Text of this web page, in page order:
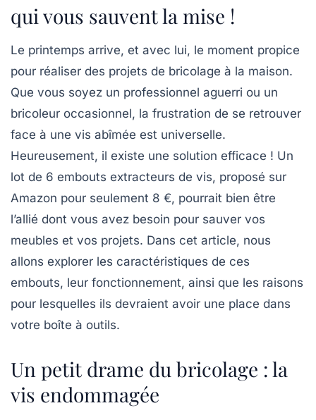
qui vous sauvent la mise !
Le printemps arrive, et avec lui, le moment propice
pour réaliser des projets de bricolage à la maison.
Que vous soyez un professionnel aguerri ou un
bricoleur occasionnel, la frustration de se retrouver
face à une vis abîmée est universelle.
Heureusement, il existe une solution efficace ! Un
lot de 6 embouts extracteurs de vis, proposé sur
Amazon pour seulement 8 €, pourrait bien être
l’allié dont vous avez besoin pour sauver vos
meubles et vos projets. Dans cet article, nous
allons explorer les caractéristiques de ces
embouts, leur fonctionnement, ainsi que les raisons
pour lesquelles ils devraient avoir une place dans
votre boîte à outils.
Un petit drame du bricolage : la
vis endommagée